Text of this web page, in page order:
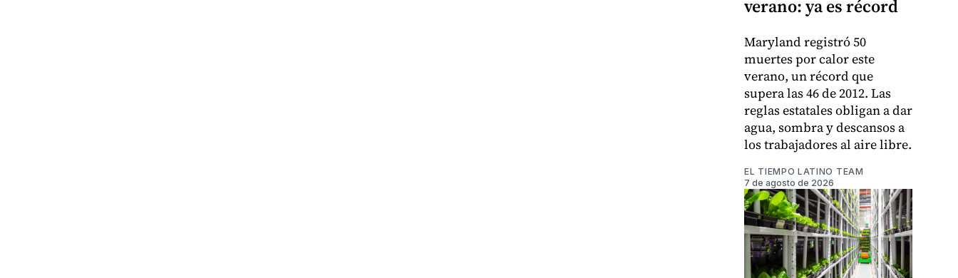
verano: ya es récord
Maryland registró 50
muertes por calor este
verano, un récord que
supera las 46 de 2012. Las
reglas estatales obligan a dar
agua, sombra y descansos a
los trabajadores al aire libre.
EL TIEMPO LATINO TEAM
7 de agosto de 2026